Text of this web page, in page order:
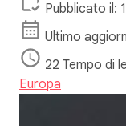
Pubblicato il:
Ultimo
22 Tempo di
Europa